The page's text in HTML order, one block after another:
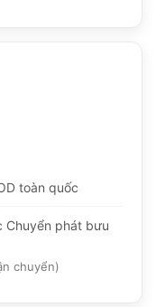
toàn quốc
Chuyển phát bưu
chuyển)